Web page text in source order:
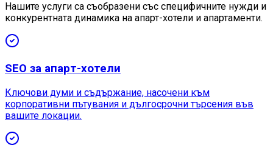
Нашите услуги са съобразени със специфичните нужди и
конкурентната динамика на апарт-хотели и апартаменти.
SEO за апарт-хотели
Ключови думи и съдържание, насочени към
корпоративни пътувания и дългосрочни търсения във
вашите локации.